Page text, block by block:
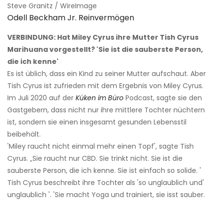
Steve Granitz / WireImage
Odell Beckham Jr. Reinvermögen
VERBINDUNG: Hat Miley Cyrus ihre Mutter Tish Cyrus
Marihuana vorgestellt? 'Sie ist die sauberste Person,
die ich kenne'
Es ist üblich, dass ein Kind zu seiner Mutter aufschaut. Aber
Tish Cyrus ist zufrieden mit dem Ergebnis von Miley Cyrus.
Im Juli 2020 auf der Küken im Büro Podcast, sagte sie den
Gastgebern, dass nicht nur ihre mittlere Tochter nüchtern
ist, sondern sie einen insgesamt gesunden Lebensstil
beibehält.
'Miley raucht nicht einmal mehr einen Topf', sagte Tish
Cyrus. „Sie raucht nur CBD. Sie trinkt nicht. Sie ist die
sauberste Person, die ich kenne. Sie ist einfach so solide. '
Tish Cyrus beschreibt ihre Tochter als 'so unglaublich und'
unglaublich '. 'Sie macht Yoga und trainiert, sie isst sauber.